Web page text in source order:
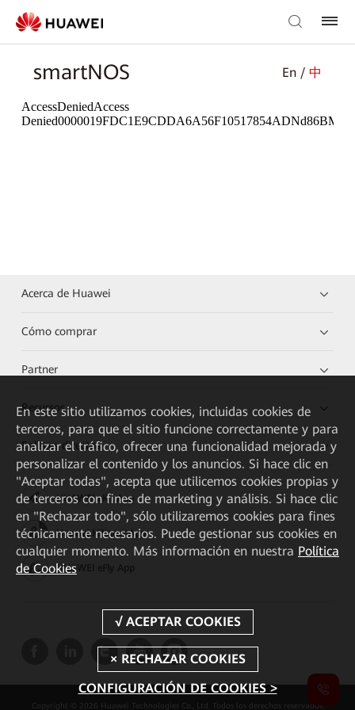
smartNOS En / 中
Acerca de Huawei
Cómo comprar
Partner
Recursos
Enlaces directos
HUAWEI eKit App
Huawei HiKnow App
HUAWEI eFly App
Copyright © 2026 Huawei Technologies Co., Ltd. Todos los derechos reservados.
En este sitio utilizamos cookies, incluidas cookies de
terceros, para que el sitio funcione correctamente y para
analizar el tráfico, ofrecer una funcionalidad mejorada y
personalizar el contenido y los anuncios. Si hace clic en
"Aceptar todas", acepta que utilicemos cookies propias y
de terceros con fines de marketing y análisis. Si hace clic
en "Rechazar todo", sólo utilizaremos cookies para fines
técnicamente necesarios. Puede gestionar sus cookies en
cualquier momento. Más información en nuestra Política
de Cookies
CONFIGURACIÓN DE COOKIES >